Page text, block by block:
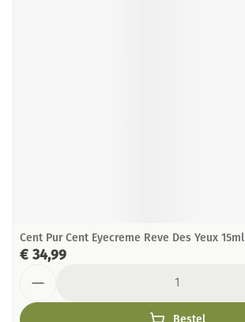
Cent Pur Cent Eyecreme Reve Des Yeux 15ml
€ 34,99
Bestel